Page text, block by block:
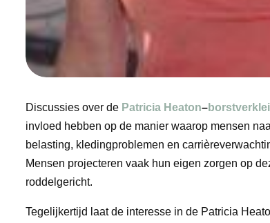
Discussies over de Patricia Heaton–
invloed hebben op de manier waarop mensen
belasting, kledingproblemen en
Mensen projecteren vaak hun eigen zorgen op
roddelgericht.
Tegelijkertijd laat de interesse in de Patricia